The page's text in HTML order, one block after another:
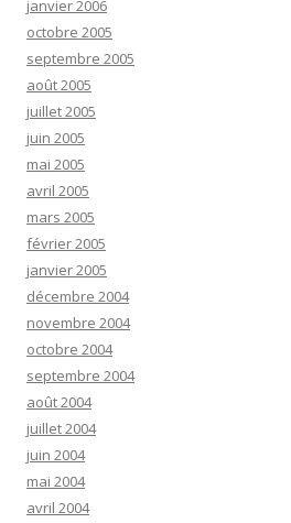
janvier 2006
octobre 2005
septembre 2005
août 2005
juillet 2005
juin 2005
mai 2005
avril 2005
mars 2005
février 2005
janvier 2005
décembre 2004
novembre 2004
octobre 2004
septembre 2004
août 2004
juillet 2004
juin 2004
mai 2004
avril 2004